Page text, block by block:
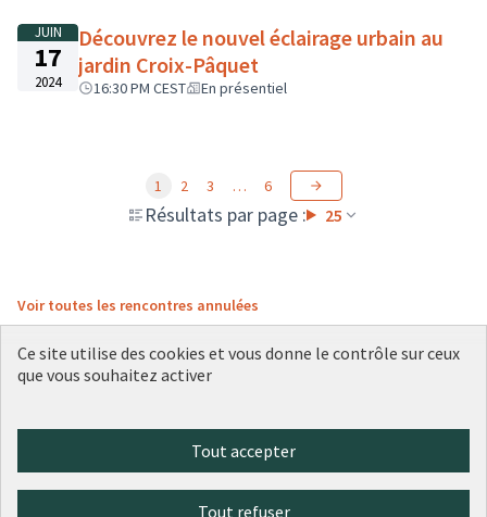
JUIN
17
2024
Découvrez le nouvel éclairage urbain au
jardin Croix-Pâquet
16:30 PM CEST En présentiel
Résultats par page : 25
1 2 3 … 6
Voir toutes les rencontres annulées
(Lien externe)
(Lien externe)
(Lien externe)
(Lien externe)
(Lien externe)
Ce site utilise des cookies et vous donne le contrôle sur ceux
que vous souhaitez activer
Tout accepter
Tout refuser